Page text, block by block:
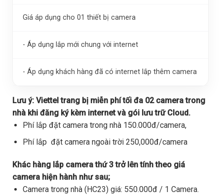
Giá áp dụng cho 01 thiết bị camera
- Áp dụng lắp mới chung với internet
- Áp dụng khách hàng đã có internet lắp thêm camera
Lưu ý: Viettel trang bị miễn phí tối đa 02 camera trong
nhà khi đăng ký kèm internet và gói lưu trữ Cloud.
Phí lắp đặt camera trong nhà 150.000đ/camera,
Phí lắp đặt camera ngoài trời 250,000đ/camera
Khác hàng lắp camera thứ 3 trở lên tính theo giá
camera hiện hành như sau;
Camera trong nhà (HC23) giá: 550.000đ / 1 Camera.